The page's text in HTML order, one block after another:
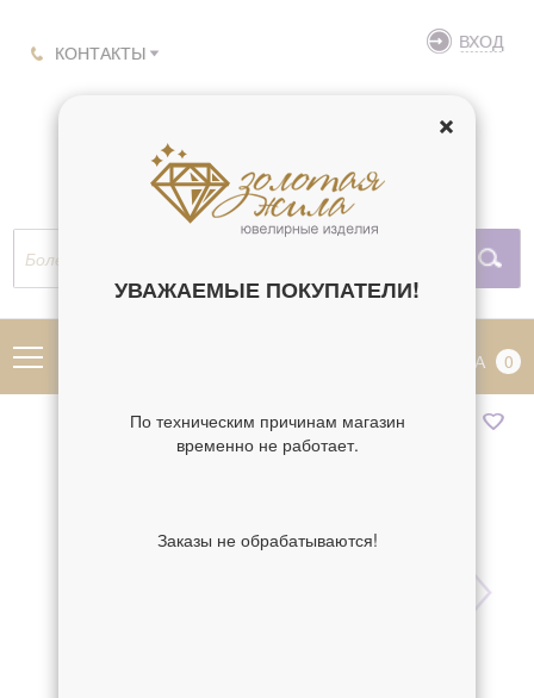
КОНТАКТЫ ВХОД
КОРЗИНА 0
УВАЖАЕМЫЕ ПОКУПАТЕЛИ!
По техническим причинам магазин
временно не работает.
Заказы не обрабатываются!